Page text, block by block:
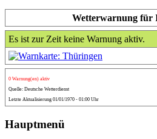
Wetterwarnung für
Es ist zur Zeit keine Warnung aktiv.
0 Warnung(en) aktiv
Quelle: Deutsche Wetterdienst
Letzte Aktualisierung 01/01/1970 - 01:00 Uhr
Hauptmenü